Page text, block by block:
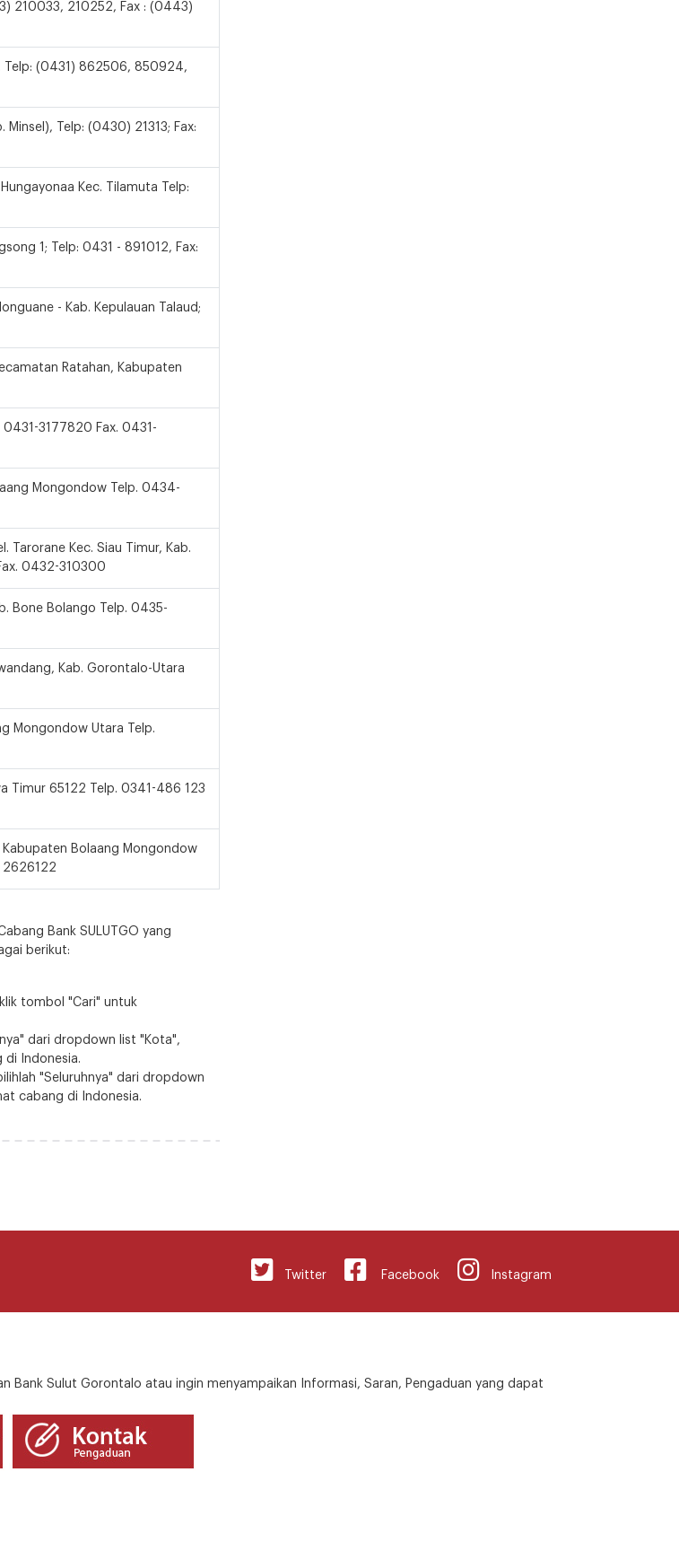
210033, 210252, Fax : (0443)
Telp: (0431) 862506, 850924,
Minsel), Telp: (0430) 21313; Fax:
Kec. Tilamuta Telp:
1; Telp: 0431 - 891012, Fax:
- Kab. Kepulauan Talaud;
Ratahan, Kabupaten
0431-3177820 Fax. 0431-
Mongondow Telp. 0434-
Tarorane Kec. Siau Timur, Kab.
0432-310300
Bone Bolango Telp. 0435-
Kab. Gorontalo-Utara
Mongondow Utara Telp.
Timur 65122 Telp. 0341-486 123
Kabupaten Bolaang Mongondow
Bank SULUTGO yang
berikut:
tombol "Cari" untuk
dari dropdown list "Kota",
di Indonesia.
"Seluruhnya" dari dropdown
cabang di Indonesia.
Instagram
Facebook
Twitter
Bank Sulut Gorontalo atau ingin menyampaikan Informasi, Saran, Pengaduan yang dapat